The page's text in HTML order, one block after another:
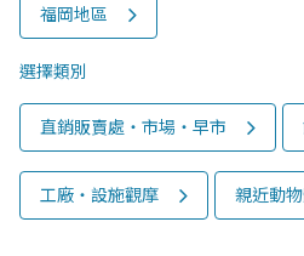
福岡地區
選擇類別
直銷販賣處‧市場‧早市
工廠・設施觀摩 親近動